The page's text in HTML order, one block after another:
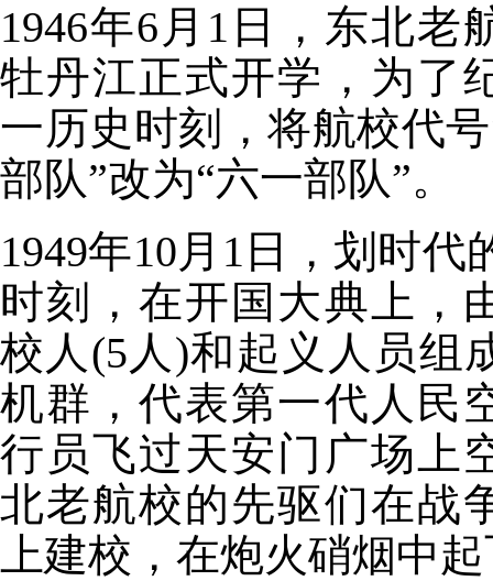
1946年6月1日，东北老
牡丹江正式开学，为了
一历史时刻，将航校代
部队”改为“六一部队”。
1949年10月1日，划时代
时刻，在开国大典上，
校人(5人)和起义人员组
机群，代表第一代人民
行员飞过天安门广场上
北老航校的先驱们在战
上建校，在炮火硝烟中